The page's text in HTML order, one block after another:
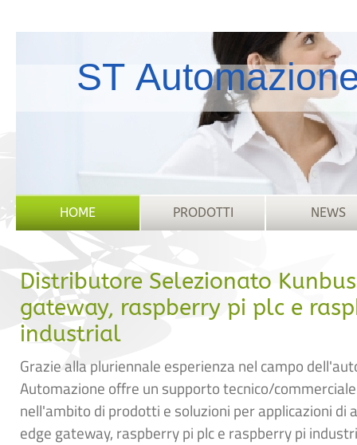
ST
HOME PRODOTTI NEWS
Distributore Selezionato
gateway, raspberry pi plc e
industrial
Grazie alla pluriennale esperienza nel campo
Automazione offre un supporto tecnico/
nell'ambito di prodotti e soluzioni per applicazioni di
edge gateway, raspberry pi plc e raspberry pi